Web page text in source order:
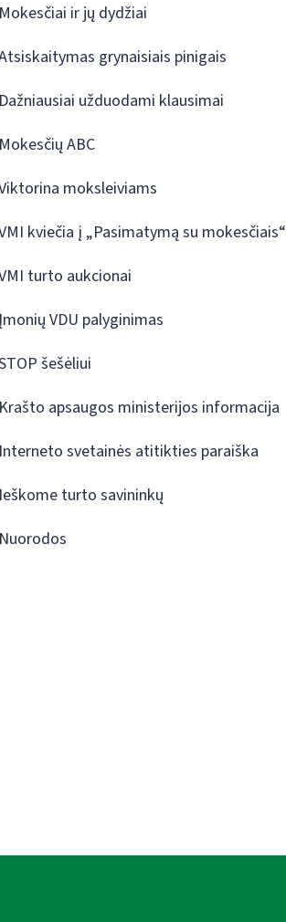
Mokesčiai ir jų dydžiai
grynaisiais pinigais
Dažniausiai užduodami klausimai
Mokesčių ABC
moksleiviams
kviečia į „Pasimatymą su mokesčiais“
turto aukcionai
Įmonių VDU palyginimas
šešėliui
Krašto apsaugos ministerijos informacija
Interneto svetainės atitikties paraiška
Ieškome turto savininkų
Nuorodos